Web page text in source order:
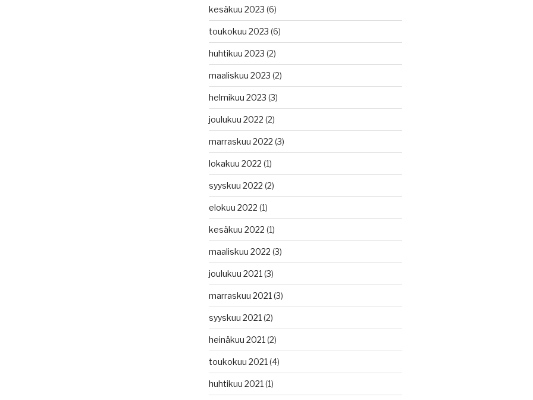
kesäkuu 2023 (6)
toukokuu 2023 (6)
huhtikuu 2023 (2)
maaliskuu 2023 (2)
helmikuu 2023 (3)
joulukuu 2022 (2)
marraskuu 2022 (3)
lokakuu 2022 (1)
syyskuu 2022 (2)
elokuu 2022 (1)
kesäkuu 2022 (1)
maaliskuu 2022 (3)
joulukuu 2021 (3)
marraskuu 2021 (3)
syyskuu 2021 (2)
heinäkuu 2021 (2)
toukokuu 2021 (4)
huhtikuu 2021 (1)